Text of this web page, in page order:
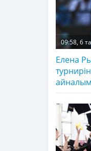
09:58, 6
Елена